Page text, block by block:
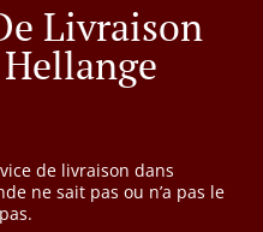
Livraison
de livraison dans
ne sait pas ou n’a pas le